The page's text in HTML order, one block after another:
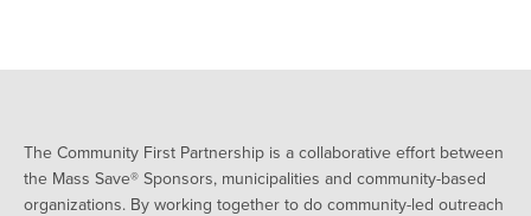
The Community First Partnership is a collaborative effort between
the Mass Save® Sponsors, municipalities and community-based
organizations. By working together to do community-led outreach